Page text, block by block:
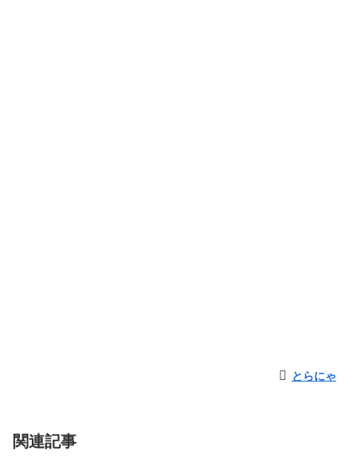
とらにゃ
関連記事